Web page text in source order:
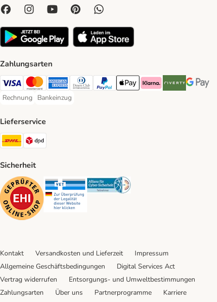
Zahlungsarten
Visa Payment Method
Mastercard Payment Method
American Express Payment Method
Diners Club Payment Method
PayPal Payment Method
Apple Pay Payment Method
Klarna Payment Method
Riverty Payment
Google
Rechnung
Rechnung Payment Method
Bankeinzug
Bankeinzug Payment Method
Lieferservice
DHL Shipping Method
Sicherheit
Security Security Security
Kontakt Versandkosten und Lieferzeit
Impressum
Allgemeine Geschäftsbedingungen
Digital Services Act
Vertrag widerrufen
Entsorgungs- und Umweltbestimmungen
Zahlungsarten
Über uns Partnerprogramme
Karriere